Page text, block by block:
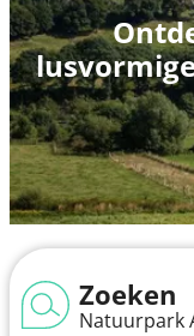
Zoeken
Natuurpark